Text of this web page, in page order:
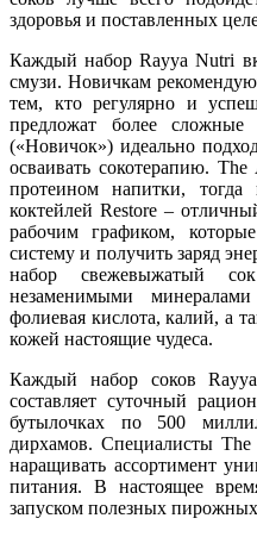
здоровья и поставленных
Каждый набор Rayya Nutri
смузи. Новичкам
тем, кто регулярно и
предложат более
(«Новичок») идеально
осваивать сокотерапию.
протеином напитки, тогда
коктейлей Restore –
рабочим графиком,
систему и получить заряд
набор свежевыжатый
незаменимыми
фолиевая кислота, калий, а
кожей настоящие чудеса.
Каждый набор соков
составляет суточный
бутылочках по 500 м
дирхамов. Специалисты
наращивать ассортимент
питания. В настоящее
запуском полезных пирожн